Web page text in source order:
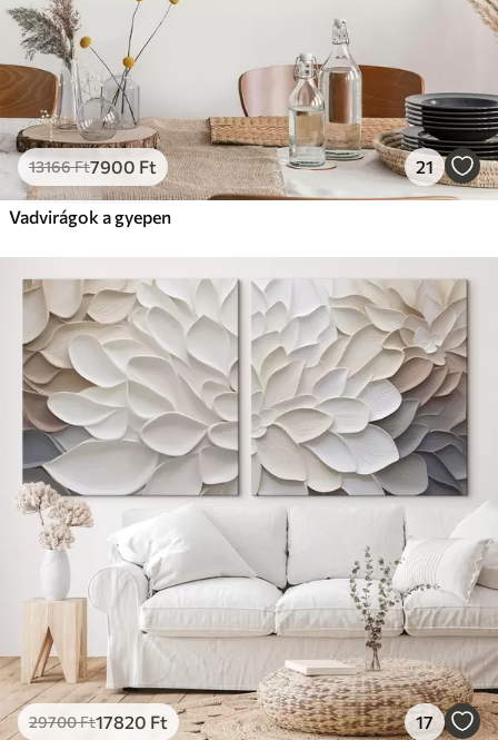
13166Ft7900 Ft 21
Vadvirágok a gyepen
29700Ft17820 Ft 17